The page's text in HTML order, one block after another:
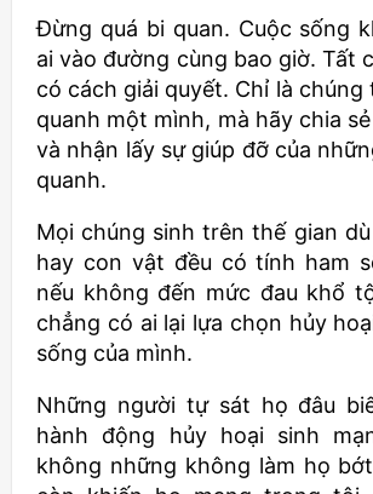
Đừng quá bi quan. Cuộc sống
ai vào đường cùng bao giờ. Tất
có cách giải quyết. Chỉ là chúng
quanh một mình, mà hãy chia
và nhận lấy sự giúp đỡ của
quanh.
Mọi chúng sinh trên thế gian
hay con vật đều có tính ham
nếu không đến mức đau khổ
chẳng có ai lại lựa chọn hủy
sống của mình.
Những người tự sát họ đâu
hành động hủy hoại sinh
không những không làm họ